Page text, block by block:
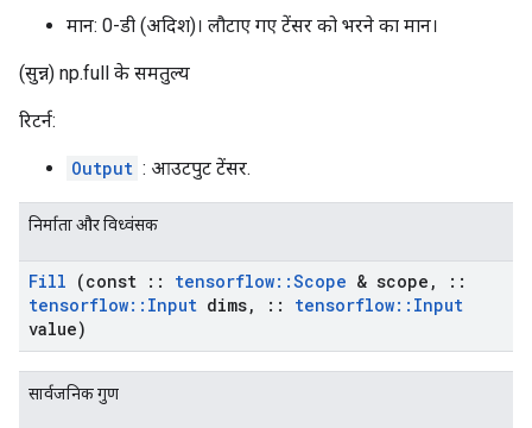
मान: 0-डी (अदिश)। लौटाए गए टेंसर को भरने का मान।
(सुन्न) np.full के समतुल्य
रिटर्न:
Output : आउटपुट टेंसर.
निर्माता और विध्वंसक
Fill (const :: tensorflow::Scope & scope ,
::
tensorflow:: Input dims, :: tensorflow:: Input
value)
सार्वजनिक गुण